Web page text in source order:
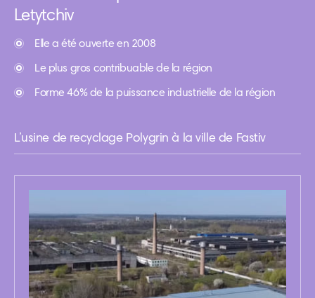
Letytchiv
Elle a été ouverte en 2008
Le plus gros contribuable de la région
Forme 46% de la puissance industrielle de la région
L’usine de recyclage Polygrin à la ville de Fastiv